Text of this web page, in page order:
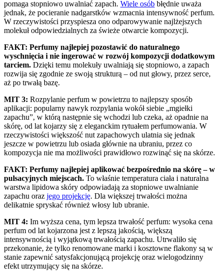
pomaga stopniowo uwalniać zapach. Wiele osób błędnie uważa
jednak, że pocieranie nadgarstków wzmacnia intensywność perfum.
W rzeczywistości przyspiesza ono odparowywanie najlżejszych
molekuł odpowiedzialnych za świeże otwarcie kompozycji.
FAKT: Perfumy najlepiej pozostawić do naturalnego
wyschnięcia i nie ingerować w rozwój kompozycji dodatkowym
tarciem. Dzięki temu molekuły uwalniają się stopniowo, a zapach
rozwija się zgodnie ze swoją strukturą – od nut głowy, przez serce,
aż po trwałą bazę.
MIT 3: Rozpylanie perfum w powietrzu to najlepszy sposób
aplikacji: popularny nawyk rozpylania wokół siebie „mgiełki
zapachu”, w którą następnie się wchodzi lub czeka, aż opadnie na
skórę, od lat kojarzy się z eleganckim rytuałem perfumowania. W
rzeczywistości większość nut zapachowych ulatnia się jednak
jeszcze w powietrzu lub osiada głównie na ubraniu, przez co
kompozycja nie ma możliwości prawidłowo rozwinąć się na skórze.
FAKT: Perfumy najlepiej aplikować bezpośrednio na skórę – w
pulsacyjnych miejscach. To właśnie temperatura ciała i naturalna
warstwa lipidowa skóry odpowiadają za stopniowe uwalnianie
zapachu oraz jego projekcję. Dla większej trwałości można
delikatnie spryskać również włosy lub ubranie.
MIT 4: Im wyższa cena, tym lepsza trwałość perfum: wysoka cena
perfum od lat kojarzona jest z lepszą jakością, większą
intensywnością i wyjątkową trwałością zapachu. Utrwaliło się
przekonanie, że tylko renomowane marki i kosztowne flakony są w
stanie zapewnić satysfakcjonującą projekcję oraz wielogodzinny
efekt utrzymujący się na skórze.